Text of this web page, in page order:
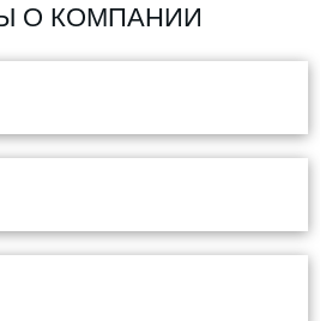
О КОМПАНИИ